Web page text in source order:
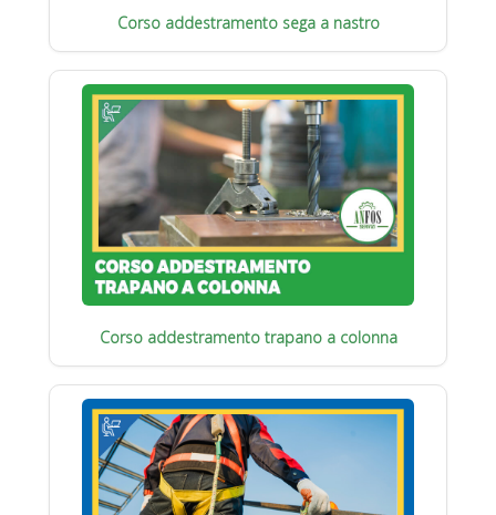
Corso addestramento sega a nastro
Corso addestramento trapano a colonna